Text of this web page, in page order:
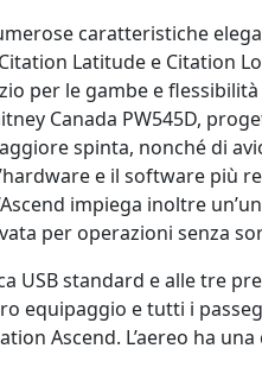
caratteristiche
Latitude e Citation
per le gambe e flessibilità
Canada PW545D,
spinta, nonché di
e il software più
impiega inoltre
per operazioni senza
USB standard e alle tre
equipaggio e tutti i
Ascend. L’aereo ha